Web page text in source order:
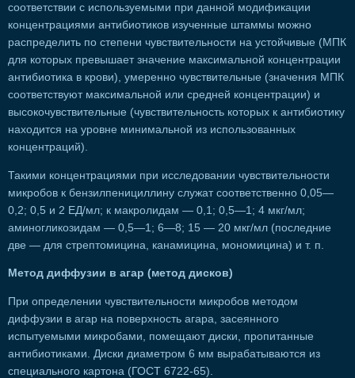
соответствии с используемыми при данной модификации
концентрациями антибиотиков изученные штаммы можно
распределить по степени чувствительности на устойчивые (МПК
для которых превышает значение максимальной концентрации
антибиотика в крови), умеренно чувствительные (значения МПК
соответствуют максимальной или средней концентрации) и
высокочувствительные (чувствительность которых к антибиотику
находится на уровне минимальной из использованных
концентраций).
Такими концентрациями при исследовании чувствительности
микробов к бензилпенициллину служат соответственно 0,05—
0,2; 0,5 и 2 ЕД/мл; к макролидам — 0,1; 0,5—1; 4 мкг/мл;
аминогликозидам — 0,5—1; 6—8; 15 — 20 мкг/мл (последние
две — для стрептомицина, канамицина, мономицина) и т. п.
Метод диффузии в агар (метод дисков)
При определении чувствительности микробов методом
диффузии в агар на поверхность агара, засеянного
испытуемыми микробами, помещают диски, пропитанные
антибиотиками. Диски диаметром 6 мм вырабатываются из
специального картона (ГОСТ 6722-65).